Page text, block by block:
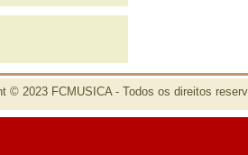
© 2023 FCMUSICA - Todos os direitos